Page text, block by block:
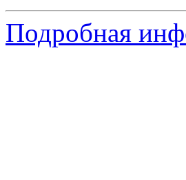
Подробная